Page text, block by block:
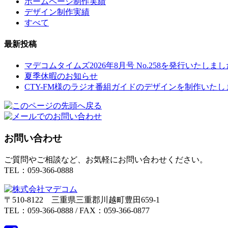
デザイン制作実績
すべて
最新投稿
マデコムタイムズ2026年8月号 No.258を発行いたしまし
夏季休暇のお知らせ
CTY-FM様のラジオ番組ガイドのデザインを制作いたし
お問い合わせ
ご質問やご相談など、お気軽にお問い合わせください。
TEL：059-366-0888
〒510-8122 三重県三重郡川越町豊田659-1
TEL：059-366-0888 / FAX：059-366-0877